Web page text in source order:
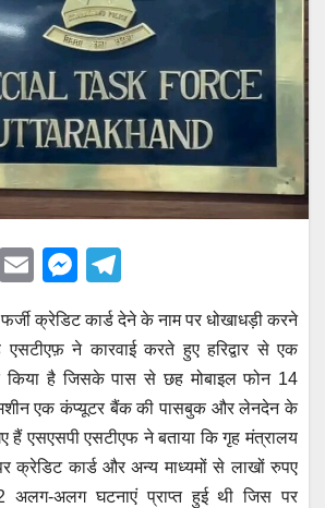
T
E
m
ail
M
ss
e
n
g
er
el
e
gr
a
m
फर्जी क्रेडिट कार्ड देने के नाम पर धोखाधड़ी करने
ने कारवाई करते हुए हरिद्वार से एक
किया है जिसके पास से छह मोबाइल फोन 14
एक कंप्यूटर बैंक की पासबुक और लेनदेन के
हैं एसएसपी एसटीएफ ने बताया कि गृह मंत्रालय
क्रेडिट कार्ड और अन्य माध्यमों से लाखों रुपए
अलग-अलग घटनाएं प्राप्त हुई थी जिस पर